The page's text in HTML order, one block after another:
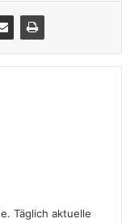
Täglich aktuelle